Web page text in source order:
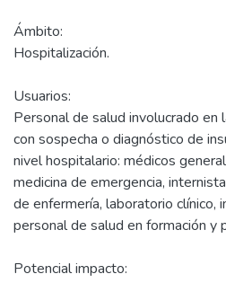
Ámbito:
Hospitalización.
Usuarios:
Personal de salud involucrado en
con sospecha o diagnóstico de
nivel hospitalario: médicos
medicina de emergencia,
de enfermería, laboratorio clínico,
personal de salud en formación y
Potencial impacto: